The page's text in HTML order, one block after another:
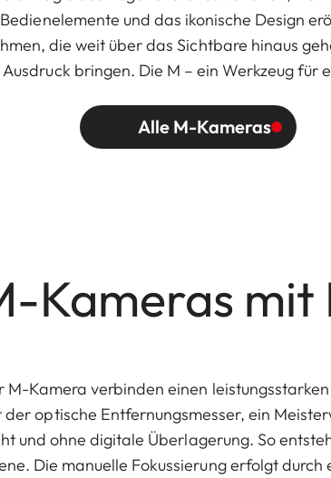
und das ikonische Design
die weit über das Sichtbare hinaus
bringen. Die M – ein Werkzeug für
Alle M-Kameras
Kameras mit
M-Kamera verbinden einen
der optische Entfernungsmesser, ein
und ohne digitale Überlagerung. So
Die manuelle Fokussierung erfolgt